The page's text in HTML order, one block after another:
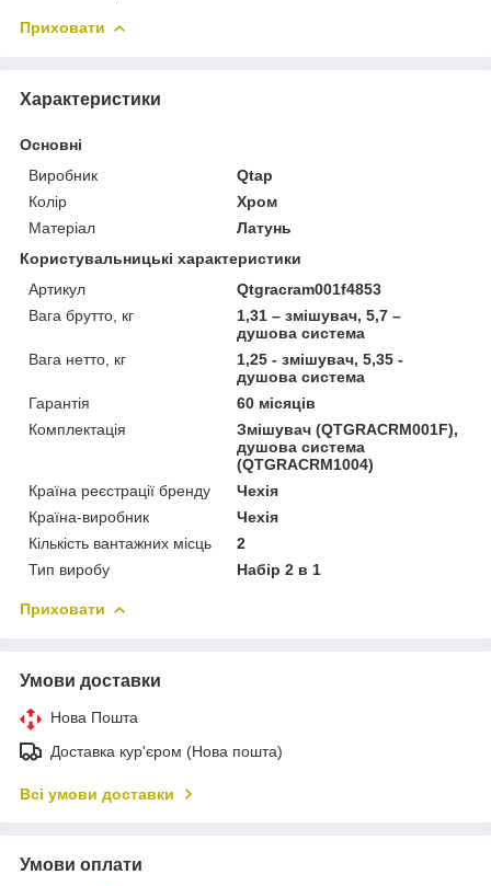
Приховати
Характеристики
Основні
Виробник
Qtap
Колір
Хром
Матеріал
Латунь
Користувальницькі характеристики
Артикул
Qtgracram001f4853
Вага брутто, кг
1,31 – змішувач, 5,7 –
душова система
Вага нетто, кг
1,25 - змішувач, 5,35 -
душова система
Гарантія
60 місяців
Комплектація
Змішувач (QTGRACRM001F),
душова система
(QTGRACRM1004)
Країна реєстрації бренду
Чехія
Країна-виробник
Чехія
Кількість вантажних місць
2
Тип виробу
Набір 2 в 1
Приховати
Умови доставки
Нова Пошта
Доставка кур'єром (Нова пошта)
Всі умови доставки
Умови оплати